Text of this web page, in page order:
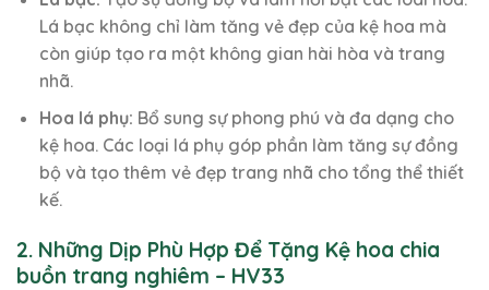
Lá bạc không chỉ làm tăng vẻ đẹp của kệ hoa mà
còn giúp tạo ra một không gian hài hòa và trang
nhã.
Hoa lá phụ: Bổ sung sự phong phú và đa dạng cho
kệ hoa. Các loại lá phụ góp phần làm tăng sự đồng
bộ và tạo thêm vẻ đẹp trang nhã cho tổng thể thiết
kế.
2. Những Dịp Phù Hợp Để Tặng Kệ hoa chia
buồn trang nghiêm – HV33